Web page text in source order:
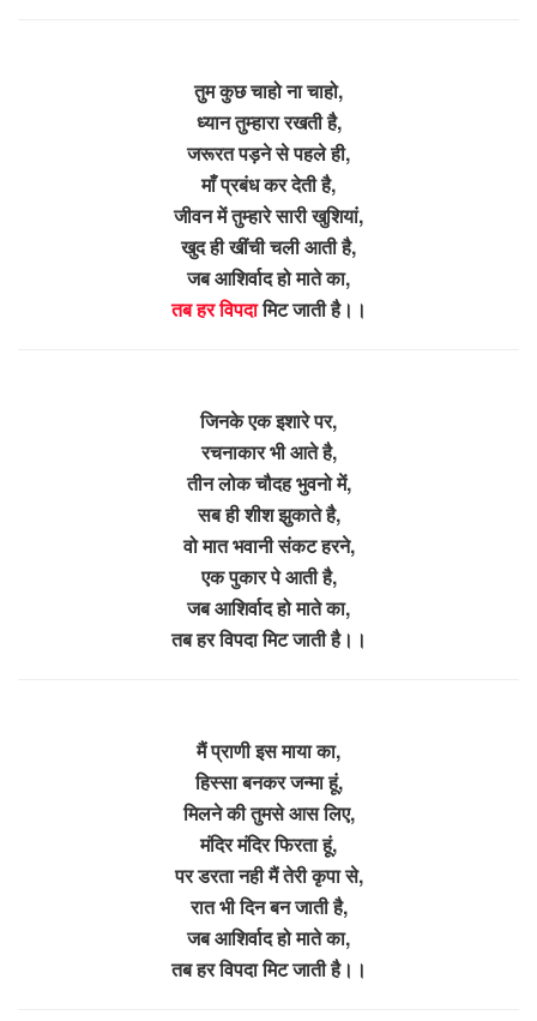
तुम कुछ चाहो ना चाहो,
ध्यान तुम्हारा रखती है,
जरूरत पड़ने से पहले ही,
माँ प्रबंध कर देती है,
जीवन में तुम्हारे सारी खुशियां,
खुद ही खींची चली आती है,
जब आशिर्वाद हो माते का,
तब हर विपदामिट जाती है।।
जिनके एक इशारे पर,
रचनाकार भी आते है,
तीन लोक चौदह भुवनो में,
सब ही शीश झुकाते है,
वो मात भवानी संकट हरने,
एक पुकार पे आती है,
जब आशिर्वाद हो माते का,
तब हर विपदा मिट जाती है।।
मैं प्राणी इस माया का,
हिस्सा बनकर जन्मा हूं,
मिलने की तुमसे आस लिए,
मंदिर मंदिर फिरता हूं,
पर डरता नही मैं तेरी कृपा से,
रात भी दिन बन जाती है,
जब आशिर्वाद हो माते का,
तब हर विपदा मिट जाती है।।